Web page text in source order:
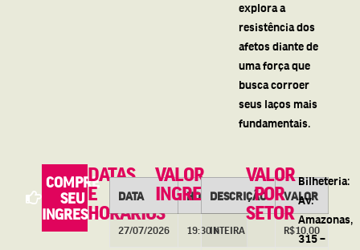
explora a
resistência dos
afetos diante de
uma força que
busca corroer
seus laços mais
fundamentais.
COMPRE
SEU
INGRESSO
DATAS
E
HORÁRIOS
DATA HORÁRIOS
27/07/2026 19:30 h
VALOR
INGRESSOSDESCRIÇÃO VALOR
INTEIRA R$10,00
VALOR
POR
SETOR
Bilheteria:
Av.
Amazonas,
315 –